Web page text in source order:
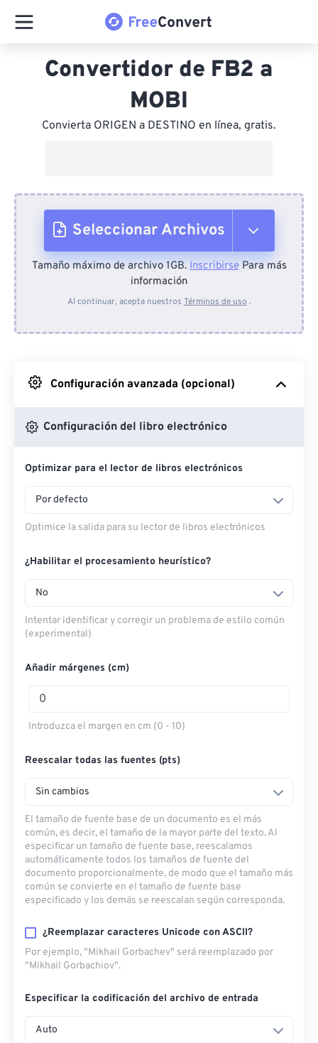
Convertidor de FB2 a
MOBI
Convierta ORIGEN a DESTINO en línea, gratis.
Seleccionar Archivos
Desde el dispositivo
Desde Google Drive
Desde OneDrive
Desde URL
Tamaño máximo de archivo 1GB.InscribirsePara más
información
Al continuar, acepta nuestros Términos de uso .
Configuración avanzada (opcional)
Configuración del libro electrónico
Optimizar para el lector de libros electrónicos
Por defecto
Optimice la salida para su lector de libros electrónicos
¿Habilitar el procesamiento heurístico?
No
Intentar identificar y corregir un problema de estilo común
(experimental)
Añadir márgenes (cm)
Introduzca el margen en cm (0 - 10)
Reescalar todas las fuentes (pts)
Sin cambios
El tamaño de fuente base de un documento es el más
común, es decir, el tamaño de la mayor parte del texto. Al
especificar un tamaño de fuente base, reescalamos
automáticamente todos los tamaños de fuente del
documento proporcionalmente, de modo que el tamaño más
común se convierte en el tamaño de fuente base
especificado y los demás se reescalan según corresponda.
¿Reemplazar caracteres Unicode con ASCII?
Por ejemplo, "Mikhail Gorbachev" será reemplazado por
"Mikhail Gorbachiov".
Especificar la codificación del archivo de entrada
Auto